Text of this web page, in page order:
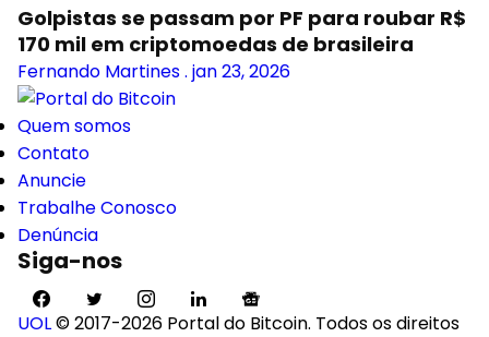
Golpistas se passam por PF para roubar R$
170 mil em criptomoedas de brasileira
Fernando Martines. jan 23, 2026
Quem somos
Contato
Anuncie
Trabalhe Conosco
Denúncia
Siga-nos
UOL© 2017-2026 Portal do Bitcoin. Todos os direitos